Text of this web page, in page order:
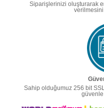
Siparişlerinizi oluşturarak
Sahip olduğumuz 256 bit